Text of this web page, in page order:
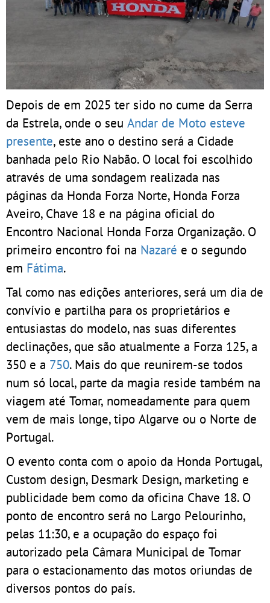
Depois de em 2025 ter sido no cume da Serra
da Estrela, onde o seu Andar de Moto esteve
presente, este ano o destino será a Cidade
banhada pelo Rio Nabão. O local foi escolhido
através de uma sondagem realizada nas
páginas da Honda Forza Norte, Honda Forza
Aveiro, Chave 18 e na página oficial do
Encontro Nacional Honda Forza Organização. O
primeiro encontro foi na Nazaré e o segundo
em Fátima.
Tal como nas edições anteriores, será um dia de
convívio e partilha para os proprietários e
entusiastas do modelo, nas suas diferentes
declinações, que são atualmente a Forza 125, a
350 e a 750. Mais do que reunirem-se todos
num só local, parte da magia reside também na
viagem até Tomar, nomeadamente para quem
vem de mais longe, tipo Algarve ou o Norte de
Portugal.
O evento conta com o apoio da Honda Portugal,
Custom design, Desmark Design, marketing e
publicidade bem como da oficina Chave 18. O
ponto de encontro será no Largo Pelourinho,
pelas 11:30, e a ocupação do espaço foi
autorizado pela Câmara Municipal de Tomar
para o estacionamento das motos oriundas de
diversos pontos do país.